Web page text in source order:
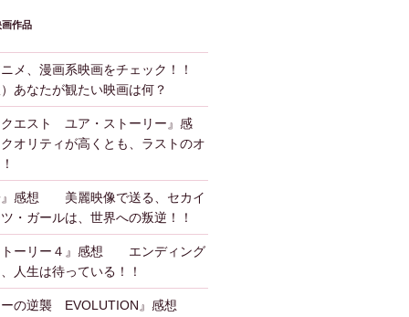
作品
メ、漫画系映画をチェック！！
）あなたが観たい映画は何？
エスト ユア・ストーリー』感
リティが高くとも、ラストのオ
』感想 美麗映像で送る、セカイ
・ガールは、世界への叛逆！！
トーリー４』感想 エンディング
人生は待っている！！
ーの逆襲 EVOLUTION』感想